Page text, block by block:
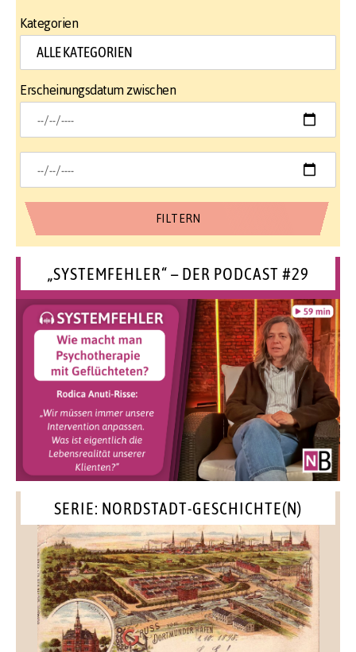
Kategorien
Erscheinungsdatum zwischen
„SYSTEMFEHLER“ – DER PODCAST #29
SERIE: NORDSTADT-GESCHICHTE(N)